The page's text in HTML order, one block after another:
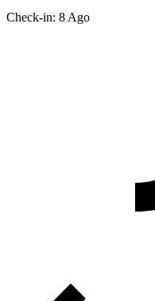
Check-in: 8 Ago